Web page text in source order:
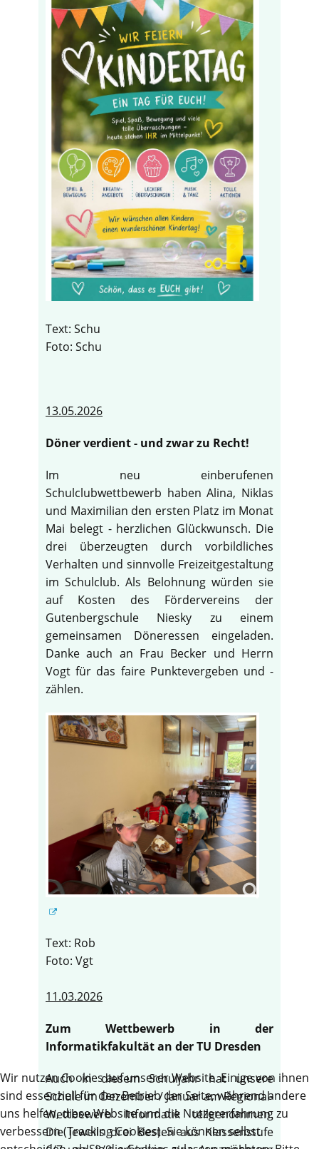
Text: Schu
Foto: Schu
13.05.2026
Döner verdient - und zwar zu Recht!
Im neu einberufenen
Schulclubwettbewerb haben Alina, Niklas
und Maximilian den ersten Platz im Monat
Mai belegt - herzlichen Glückwunsch. Die
drei überzeugten durch vorbildliches
Verhalten und sinnvolle Freizeitgestaltung
im Schulclub. Als Belohnung würden sie
auf Kosten des Fördervereins der
Gutenbergschule Niesky zu einem
gemeinsamen Döneressen eingeladen.
Danke auch an Frau Becker und Herrn
Vogt für das faire Punktevergeben und -
zählen.
Text: Rob
Foto: Vgt
11.03.2026
Zum Wettbewerb in der
Informatikfakultät an der TU Dresden
Auch in diesem Schuljahr hat unsere
Schule im Dezember / Januar am Regional-
Wettbewerb Informatik teilgenommen.
Die jeweils drei Besten aus Klassenstufe
Wir nutzen Cookies auf unserer Website. Einige von ihnen
sind essenziell für den Betrieb der Seite, während andere
uns helfen, diese Website und die Nutzererfahrung zu
verbessern (Tracking Cookies). Sie können selbst